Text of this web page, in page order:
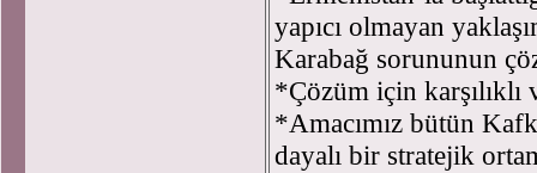
yapıcı olmayan
Karabağ sorununun
*Çözüm için karşılıklı
*Amacımız bütün
dayalı bir stratejik